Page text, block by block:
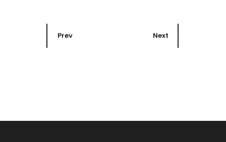
Prev Next